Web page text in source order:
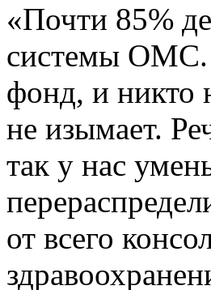
«Почти 85%
системы ОМС.
фонд, и никто
не изымает.
так у нас
от всего